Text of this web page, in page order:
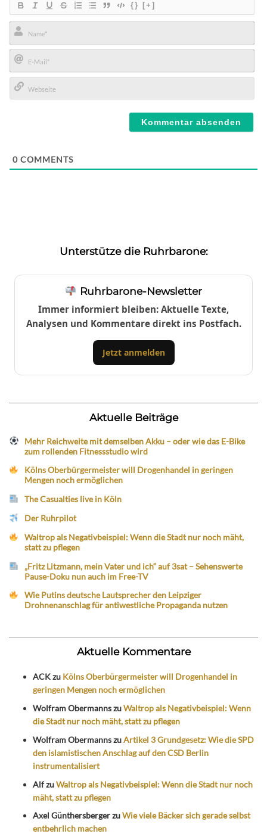
{} [+]
Name*
E-
Mail*
0 COMMENTS
Unterstütze die Ruhrbarone:
Ruhrbarone-Newsletter
Immer informiert bleiben: Aktuelle Texte,
Analysen und Kommentare direkt ins Postfach.
Jetzt anmelden
Aktuelle Beiträge
Mehr Reichweite mit demselben Akku – oder wie das E-Bike
zum rollenden Fitnessstudio wird
Kölns Oberbürgermeister will Drogenhandel in geringen
Mengen noch ermöglichen
The Casualties live in Köln
Der Ruhrpilot
Waltrop als Negativbeispiel: Wenn die Stadt nur noch mäht,
statt zu pflegen
„Fritz Litzmann, mein Vater und ich“ auf 3sat – Sehenswerte
Pause-Doku nun auch im Free-TV
Wie Putins deutsche Lautsprecher den Leipziger
Drohnenanschlag für antiwestliche Propaganda nutzen
Aktuelle Kommentare
ACKzu Kölns Oberbürgermeister will Drogenhandel in
geringen Mengen noch ermöglichen
Wolfram ObermannszuWaltrop als Negativbeispiel: Wenn
die Stadt nur noch mäht, statt zu pflegen
Wolfram ObermannszuArtikel 3 Grundgesetz: Wie die SPD
den islamistischen Anschlag auf den CSD Berlin
instrumentalisiert
AlfzuWaltrop als Negativbeispiel: Wenn die Stadt nur noch
mäht, statt zu pflegen
Axel GünthersbergerzuWie viele Bäcker sich gerade selbst
entbehrlich machen